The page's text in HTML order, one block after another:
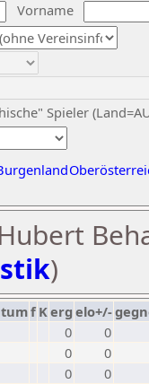
Vorname
Spieler
)
f Kerg elo+/-
0
0
0
0
0
0